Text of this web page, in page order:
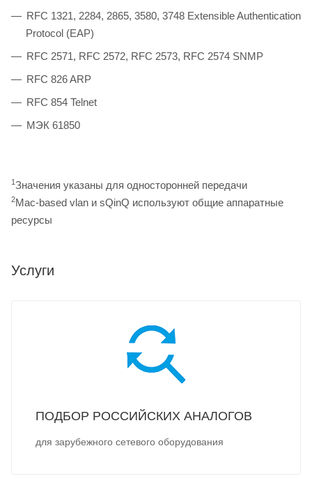
RFC 1321, 2284, 2865, 3580, 3748 Extensible Authentication
Protocol (EAP)
RFC 2571, RFC 2572, RFC 2573, RFC 2574 SNMP
RFC 826 ARP
RFC 854 Telnet
МЭК 61850
1Значения указаны для односторонней передачи
2Mac-based vlan и sQinQ используют общие аппаратные
ресурсы
Услуги
ПОДБОР РОССИЙСКИХ АНАЛОГОВ
для зарубежного сетевого оборудования